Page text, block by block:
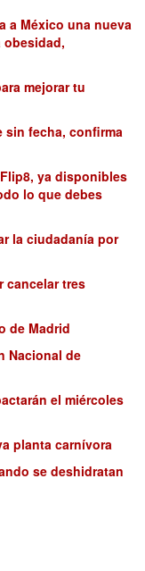
a México una nueva
obesidad,
mejorar tu
sin fecha, confirma
ya disponibles
lo que debes
la ciudadanía por
cancelar tres
de Madrid
Nacional de
el miércoles
planta carnívora
se deshidratan